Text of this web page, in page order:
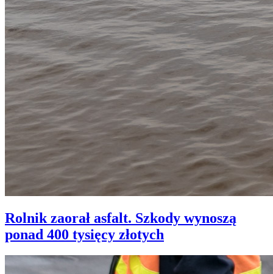
Rolnik zaorał asfalt. Szkody wynoszą
ponad 400 tysięcy złotych